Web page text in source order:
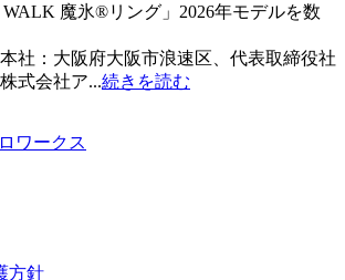
WALK 魔氷®️リング」2026年モデルを数
社：大阪府大阪市浪速区、代表取締役社
式会社ア...続きを読む
ワークス
方針